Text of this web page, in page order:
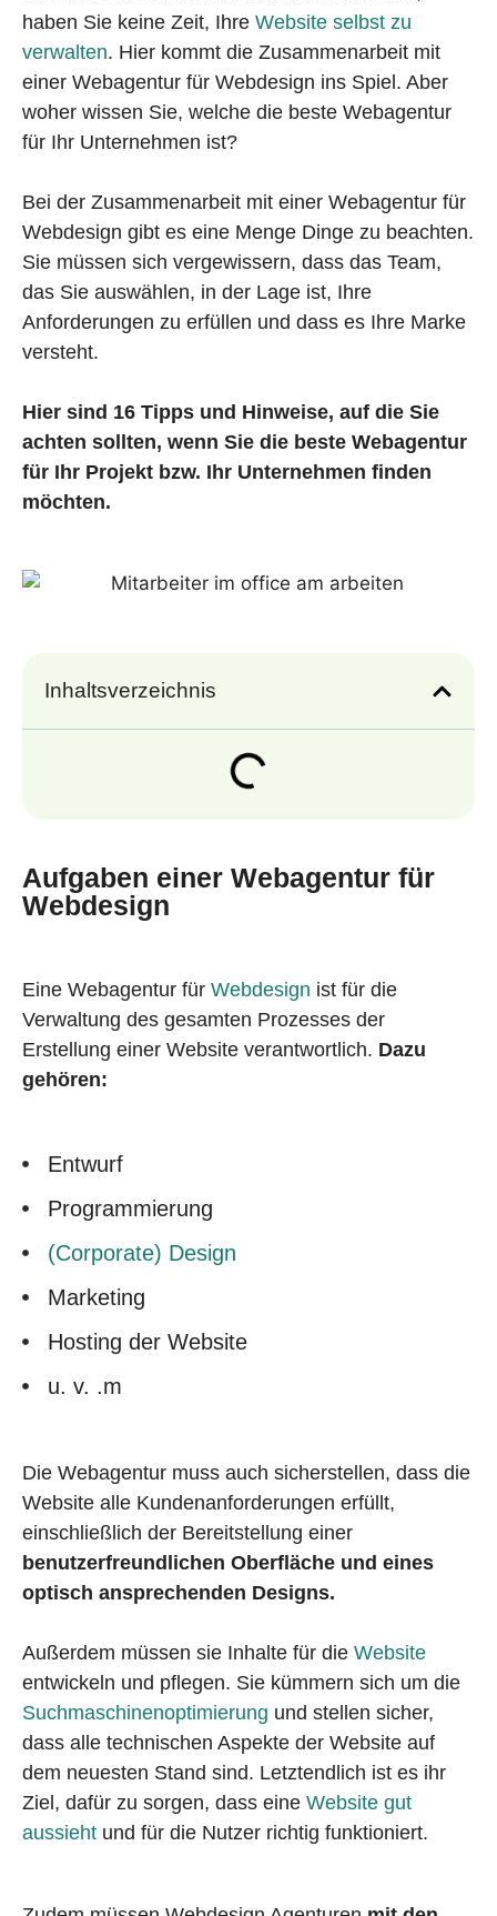
haben Sie keine Zeit, Ihre Website selbst zu
verwalten. Hier kommt die Zusammenarbeit mit
einer Webagentur für Webdesign ins Spiel. Aber
woher wissen Sie, welche die beste Webagentur
für Ihr Unternehmen ist?
Bei der Zusammenarbeit mit einer Webagentur für
Webdesign gibt es eine Menge Dinge zu beachten.
Sie müssen sich vergewissern, dass das Team,
das Sie auswählen, in der Lage ist, Ihre
Anforderungen zu erfüllen und dass es Ihre Marke
versteht.
Hier sind 16 Tipps und Hinweise, auf die Sie
achten sollten, wenn Sie die beste Webagentur
für Ihr Projekt bzw. Ihr Unternehmen finden
möchten.
Inhaltsverzeichnis
Aufgaben einer Webagentur für
Webdesign
Eine Webagentur für Webdesign ist für die
Verwaltung des gesamten Prozesses der
Erstellung einer Website verantwortlich. Dazu
gehören:
Entwurf
Programmierung
(Corporate) Design
Marketing
Hosting der Website
u. v. .m
Die Webagentur muss auch sicherstellen, dass die
Website alle Kundenanforderungen erfüllt,
einschließlich der Bereitstellung einer
benutzerfreundlichen Oberfläche und eines
optisch ansprechenden Designs.
Außerdem müssen sie Inhalte für die Website
entwickeln und pflegen. Sie kümmern sich um die
Suchmaschinenoptimierung und stellen sicher,
dass alle technischen Aspekte der Website auf
dem neuesten Stand sind. Letztendlich ist es ihr
Ziel, dafür zu sorgen, dass eine Website gut
aussieht und für die Nutzer richtig funktioniert.